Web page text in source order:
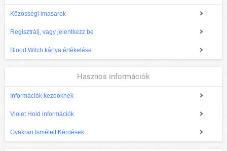
Közösségi imasarok
Regisztrálj, vagy jelentkezz be
Blood Witch kártya értékelése
Hasznos információk
Információk kezdőknek
Violet Hold információk
Gyakran Ismételt Kérdések